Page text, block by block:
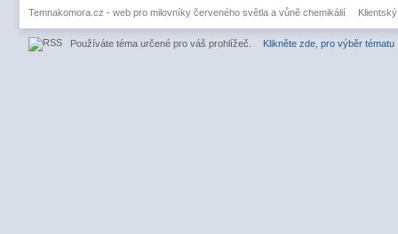
Temnakomora.cz - web pro milovníky červeného světla a vůně chemikálií
Používáte téma určené pro váš prohlížeč. Klikněte zde, pro výběr tématu